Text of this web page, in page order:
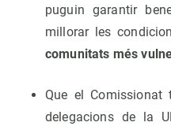
puguin garantir
millorar les
comunitats més
Que el
delegacions de la